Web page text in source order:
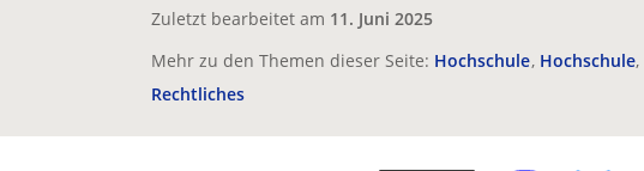
Zuletzt bearbeitet am 11. Juni 2025
Mehr zu den Themen dieser Seite: Hochschule Hochschule
Rechtliches